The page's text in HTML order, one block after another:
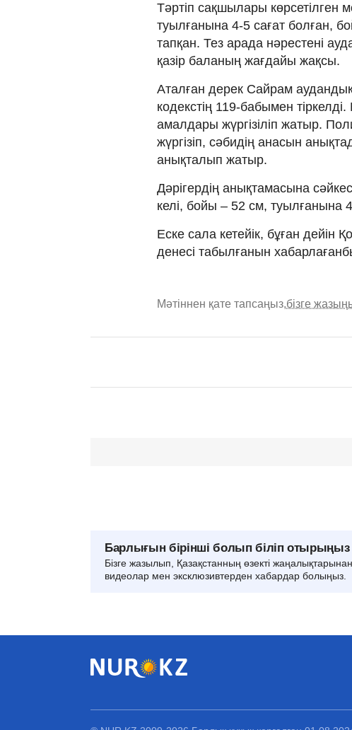
Тәртіп сақшылары көрсетілген
туылғанына 4-5 сағат болған,
тапқан. Тез арада нәрестені
қазір баланың жағдайы жақсы.
Аталған дерек Сайрам
кодекстің 119-бабымен тіркелді.
амалдары жүргізіліп жатыр.
жүргізіп, сәбидің анасын
анықталып жатыр.
Дәрігердің анықтамасына
келі, бойы – 52 см, туылғанына
Еске сала кетейік, бұған дейін
денесі табылғанын
Мәтіннен қате тапсаңыз,бізге
Барлығын бірінші болып біліп отырыңыз
Бізге жазылып, Қазақстанның өзекті
видеолар мен эксклюзивтерден хабардар болыңыз.